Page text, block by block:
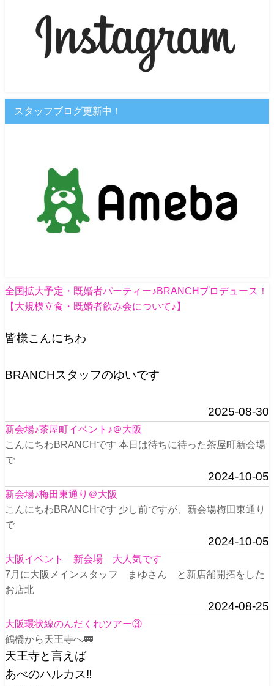
スタッフブログ更新中！
全国拡大予定・既婚者パーティー♪BRANCHプロデュース！
【大規模立食・既婚者飲み会について♪】
皆様こんにちわ
BRANCHスタッフのゆいです
2025-08-30
新会場♪茶屋町イベント♪＠大阪
こんにちわBRANCHです 本日は待ちに待った茶屋町新会場
で
2024-10-05
新会場♪梅田東通り＠大阪
こんにちわBRANCHです 少し前ですが、新会場梅田東通り
で
2024-10-05
大阪イベント 新会場 大人気です
7月に大阪メインスタッフ まゆさん と新店舗開拓をした
お店北
2024-08-25
大阪環状線のんだくれツアー③
鶴橋から天王寺へ🚃
天王寺と言えば
あべのハルカス‼️